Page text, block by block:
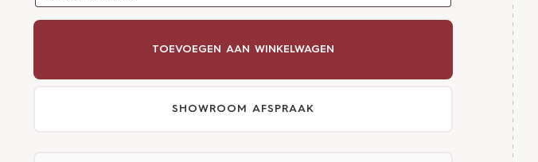
TOEVOEGEN AAN WINKELWAGEN
SHOWROOM AFSPRAAK